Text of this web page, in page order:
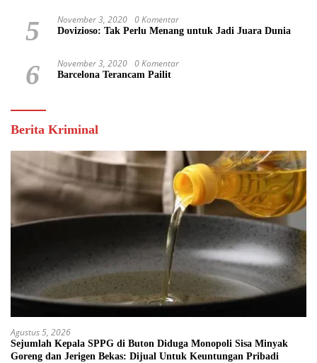
5 November 3, 2020 0 Komentar
Dovizioso: Tak Perlu Menang untuk Jadi Juara Dunia
6 November 3, 2020 0 Komentar
Barcelona Terancam Pailit
Berita Kriminal
Agustus 5, 2026
Sejumlah Kepala SPPG di Buton Diduga Monopoli Sisa Minyak
Goreng dan Jerigen Bekas: Dijual Untuk Keuntungan Pribadi